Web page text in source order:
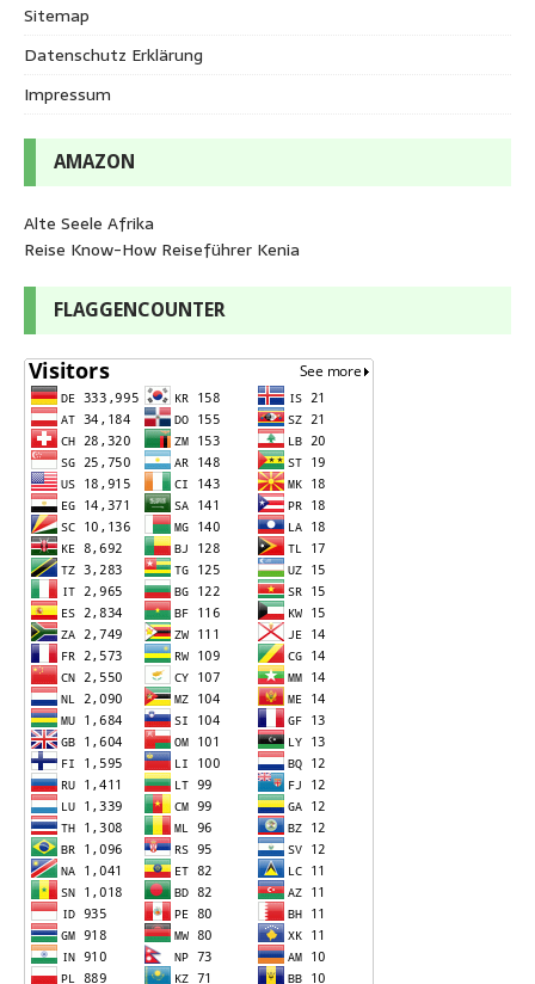
Sitemap
Datenschutz Erklärung
Impressum
AMAZON
Alte Seele Afrika
Reise Know-How Reiseführer Kenia
FLAGGENCOUNTER